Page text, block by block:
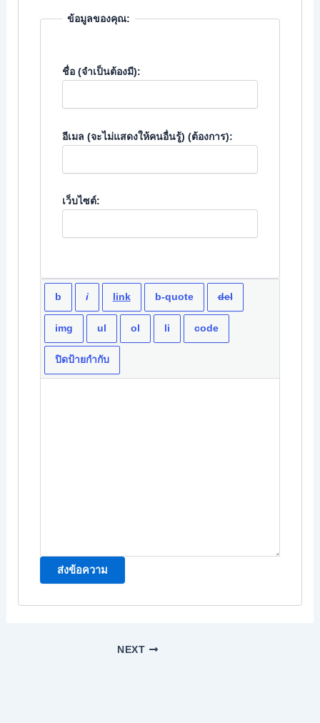
ข้อมูลของคุณ:
ชื่อ (จำเป็นต้องมี):
อีเมล (จะไม่แสดงให้คนอื่นรู้) (ต้องการ):
เว็บไซต์:
ส่งข้อความ
NEXT